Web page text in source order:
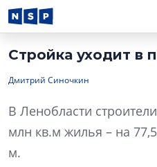
Стройка уходит в
Дмитрий Синочкин
В Ленобласти
млн кв.м жилья – на
м.